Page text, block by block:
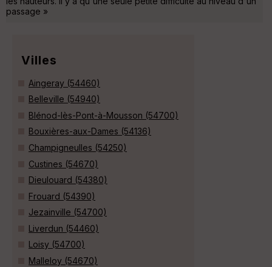
passage »
Villes
Aingeray (54460)
Belleville (54940)
Blénod-lès-Pont-à-Mousson (54700)
Bouxières-aux-Dames (54136)
Champigneulles (54250)
Custines (54670)
Dieulouard (54380)
Frouard (54390)
Jezainville (54700)
Liverdun (54460)
Loisy (54700)
Malleloy (54670)